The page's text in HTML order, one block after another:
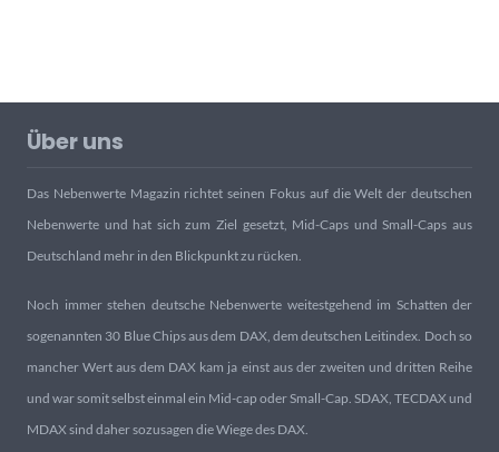
Über uns
Das Nebenwerte Magazin richtet seinen Fokus auf die Welt der deutschen
Nebenwerte und hat sich zum Ziel gesetzt, Mid-Caps und Small-Caps aus
Deutschland mehr in den Blickpunkt zu rücken.
Noch immer stehen deutsche Nebenwerte weitestgehend im Schatten der
sogenannten 30 Blue Chips aus dem DAX, dem deutschen Leitindex. Doch so
mancher Wert aus dem DAX kam ja einst aus der zweiten und dritten Reihe
und war somit selbst einmal ein Mid-cap oder Small-Cap. SDAX, TECDAX und
MDAX sind daher sozusagen die Wiege des DAX.